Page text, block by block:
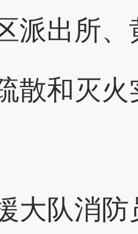
派出所
散和灭火
大队消